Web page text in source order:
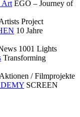
Art EGO – Journey of
Project
10 Jahre
1001 Lights
Transforming
Aktionen / Filmprojekte
SCREEN